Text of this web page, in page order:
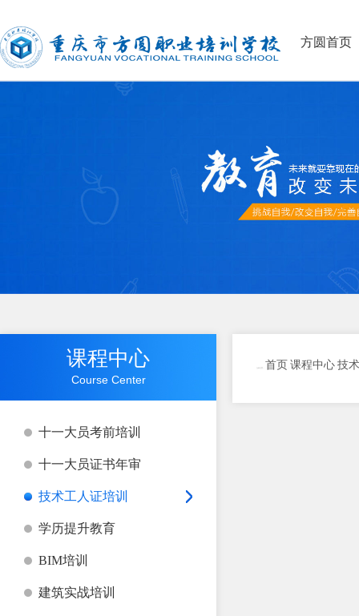
方圆首页
课程中心
Course Center
十一大员考前培训
十一大员证书年审
技术工人证培训
学历提升教育
BIM培训
建筑实战培训
首页 课程中心 技